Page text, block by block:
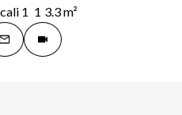
1 1 3.3 m²